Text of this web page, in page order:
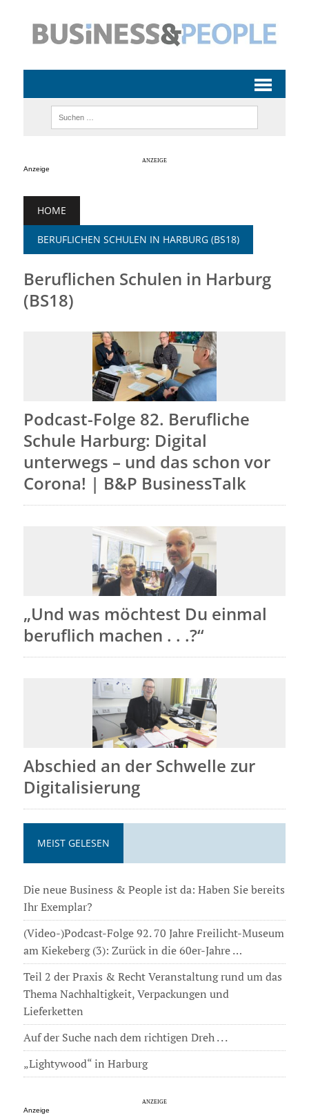
Anzeige
HOME
BERUFLICHEN SCHULEN IN HARBURG (BS18)
Beruflichen Schulen in Harburg
(BS18)
Podcast-Folge 82. Berufliche
Schule Harburg: Digital
unterwegs – und das schon vor
Corona! | B&P BusinessTalk
„Und was möchtest Du einmal
beruflich machen . . .?“
Abschied an der Schwelle zur
Digitalisierung
MEIST GELESEN
Die neue Business & People ist da: Haben Sie bereits
Ihr Exemplar?
(Video-)Podcast-Folge 92. 70 Jahre Freilicht-Museum
am Kiekeberg (3): Zurück in die 60er-Jahre …
Teil 2 der Praxis & Recht Veranstaltung rund um das
Thema Nachhaltigkeit, Verpackungen und
Lieferketten
Auf der Suche nach dem richtigen Dreh . . .
„Lightywood“ in Harburg
Anzeige